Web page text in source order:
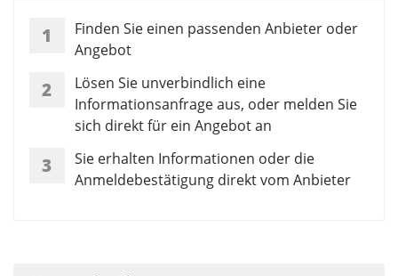
1
Finden Sie einen passenden Anbieter oder
Angebot
2
Lösen Sie unverbindlich eine
Informationsanfrage aus, oder melden Sie
sich direkt für ein Angebot an
3
Sie erhalten Informationen oder die
Anmeldebestätigung direkt vom Anbieter